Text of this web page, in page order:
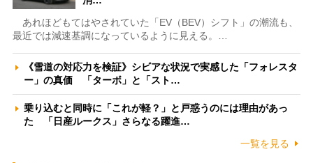
あれほどもてはやされていた「EV（BEV）シフト」の潮流も、
最近では減速基調になっているように見える。…
《雪道の対応力を検証》シビアな状況で実感した「フォレスタ
ー」の真価 「ターボ」と「スト…
乗り込むと同時に「これが軽？」と戸惑うのには理由があっ
た 「日産ルークス」さらなる躍進…
一覧を見る